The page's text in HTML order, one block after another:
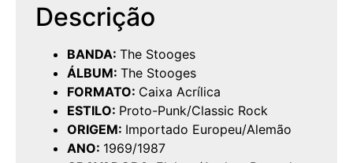
Descrição
BANDA: The Stooges
ÁLBUM: The Stooges
FORMATO: Caixa Acrílica
ESTILO: Proto-Punk/Classic Rock
ORIGEM: Importado Europeu/Alemão
ANO: 1969/1987